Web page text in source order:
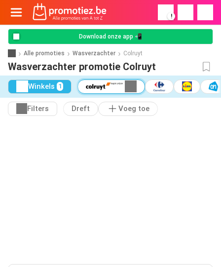
!
Download onze app 📲
Alle promoties Wasverzachter Colruyt
Wasverzachter promotie Colruyt
Winkels 1
Filters Dreft Voeg toe